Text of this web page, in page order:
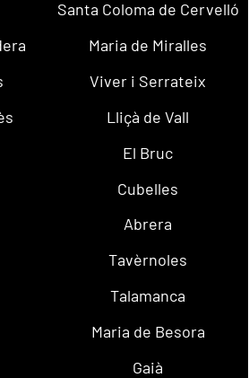
Santa Coloma de Cervelló
Maria de Miralles
Viver i Serrateix
Lliçà de Vall
El Bruc
Cubelles
Abrera
Tavèrnoles
Talamanca
Maria de Besora
Gaià